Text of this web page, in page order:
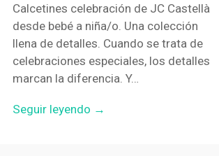
Calcetines celebración de JC Castellà
desde bebé a niña/o. Una colección
llena de detalles. Cuando se trata de
celebraciones especiales, los detalles
marcan la diferencia. Y…
Seguir leyendo →